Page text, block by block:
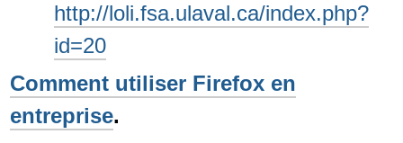
http://loli.fsa.ulaval.ca/index.php?
id=20
Comment utiliser Firefox en
entreprise.